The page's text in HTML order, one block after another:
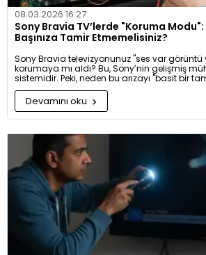
08.03.2026 16:27
Sony Bravia TV’lerde "Koruma
Başınıza Tamir Etmemelisiniz?
Sony Bravia televizyonunuz "ses var görüntü
korumaya mı aldı? Bu, Sony’nin gelişmiş
sistemidir. Peki, neden bu arızayı "basit bir
görmemelisiniz? Sony panellerinin hassas
modu" hakkında kritik bilgiler.
Devamını oku